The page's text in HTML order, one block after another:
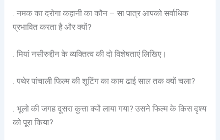
. नमक का दरोगा कहानी का कौन – सा पात्र आपको सर्वाधिक
प्रभावित करता है और क्यों?
. मियां नसीरुद्दीन के व्यक्तित्व की दो विशेषताएं लिखिए।
. पथेर पांचाली फिल्म की शूटिंग का काम ढाई साल तक क्यों चला?
. भूलो की जगह दूसरा कुत्ता क्यों लाया गया? उसने फिल्म के किस दृश्य
को पूरा किया?